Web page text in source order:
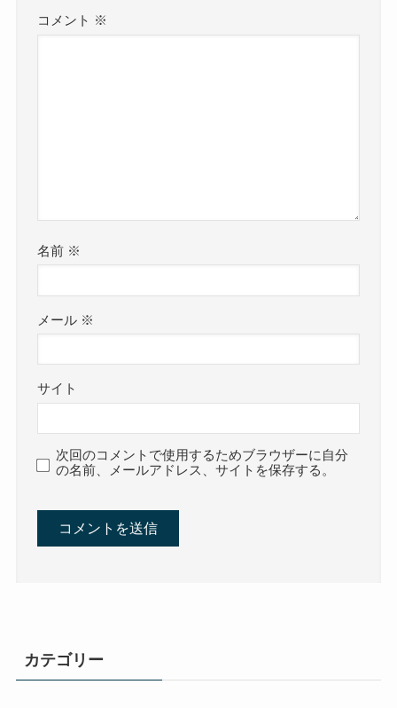
コメント ※
名前 ※
メール ※
サイト
次回のコメントで使用するためブラウザーに自分
の名前、メールアドレス、サイトを保存する。
カテゴリー